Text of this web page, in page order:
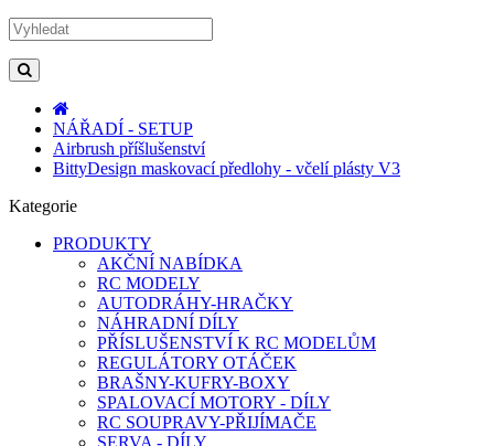
NÁŘADÍ - SETUP
Airbrush příšlušenství
BittyDesign maskovací předlohy - včelí plásty V3
Kategorie
PRODUKTY
AKČNÍ NABÍDKA
RC MODELY
AUTODRÁHY-HRAČKY
NÁHRADNÍ DÍLY
PŘÍSLUŠENSTVÍ K RC MODELŮM
REGULÁTORY OTÁČEK
BRAŠNY-KUFRY-BOXY
SPALOVACÍ MOTORY - DÍLY
RC SOUPRAVY-PŘIJÍMAČE
SERVA - DÍLY